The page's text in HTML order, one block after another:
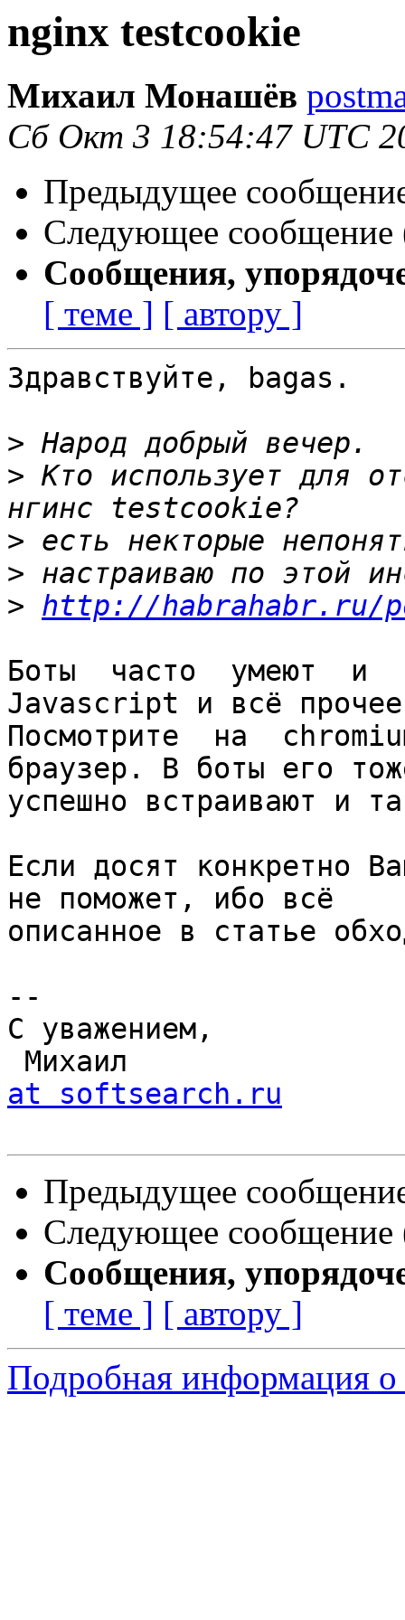
nginx testcookie
Михаил Монашёв
Сб Окт 3 18:54:47 UTC
Предыдущее
Следующее сообщение
Сообщения,
[ теме ] [ автору ]
Здравствуйте, bagas.
>
> Кто использует для
>
>
> http://habrahabr.ru/
Боты  часто  умеют  и
Javascript и всё
Посмотрите  на
браузер. В боты его
успешно встраивают и
Если досят конкретно
не поможет, ибо всё
описанное в статье
--
С уважением,
Михаил
at softsearch.ru
Предыдущее
Следующее сообщение
Сообщения,
[ теме ] [ автору ]
Подробная информация